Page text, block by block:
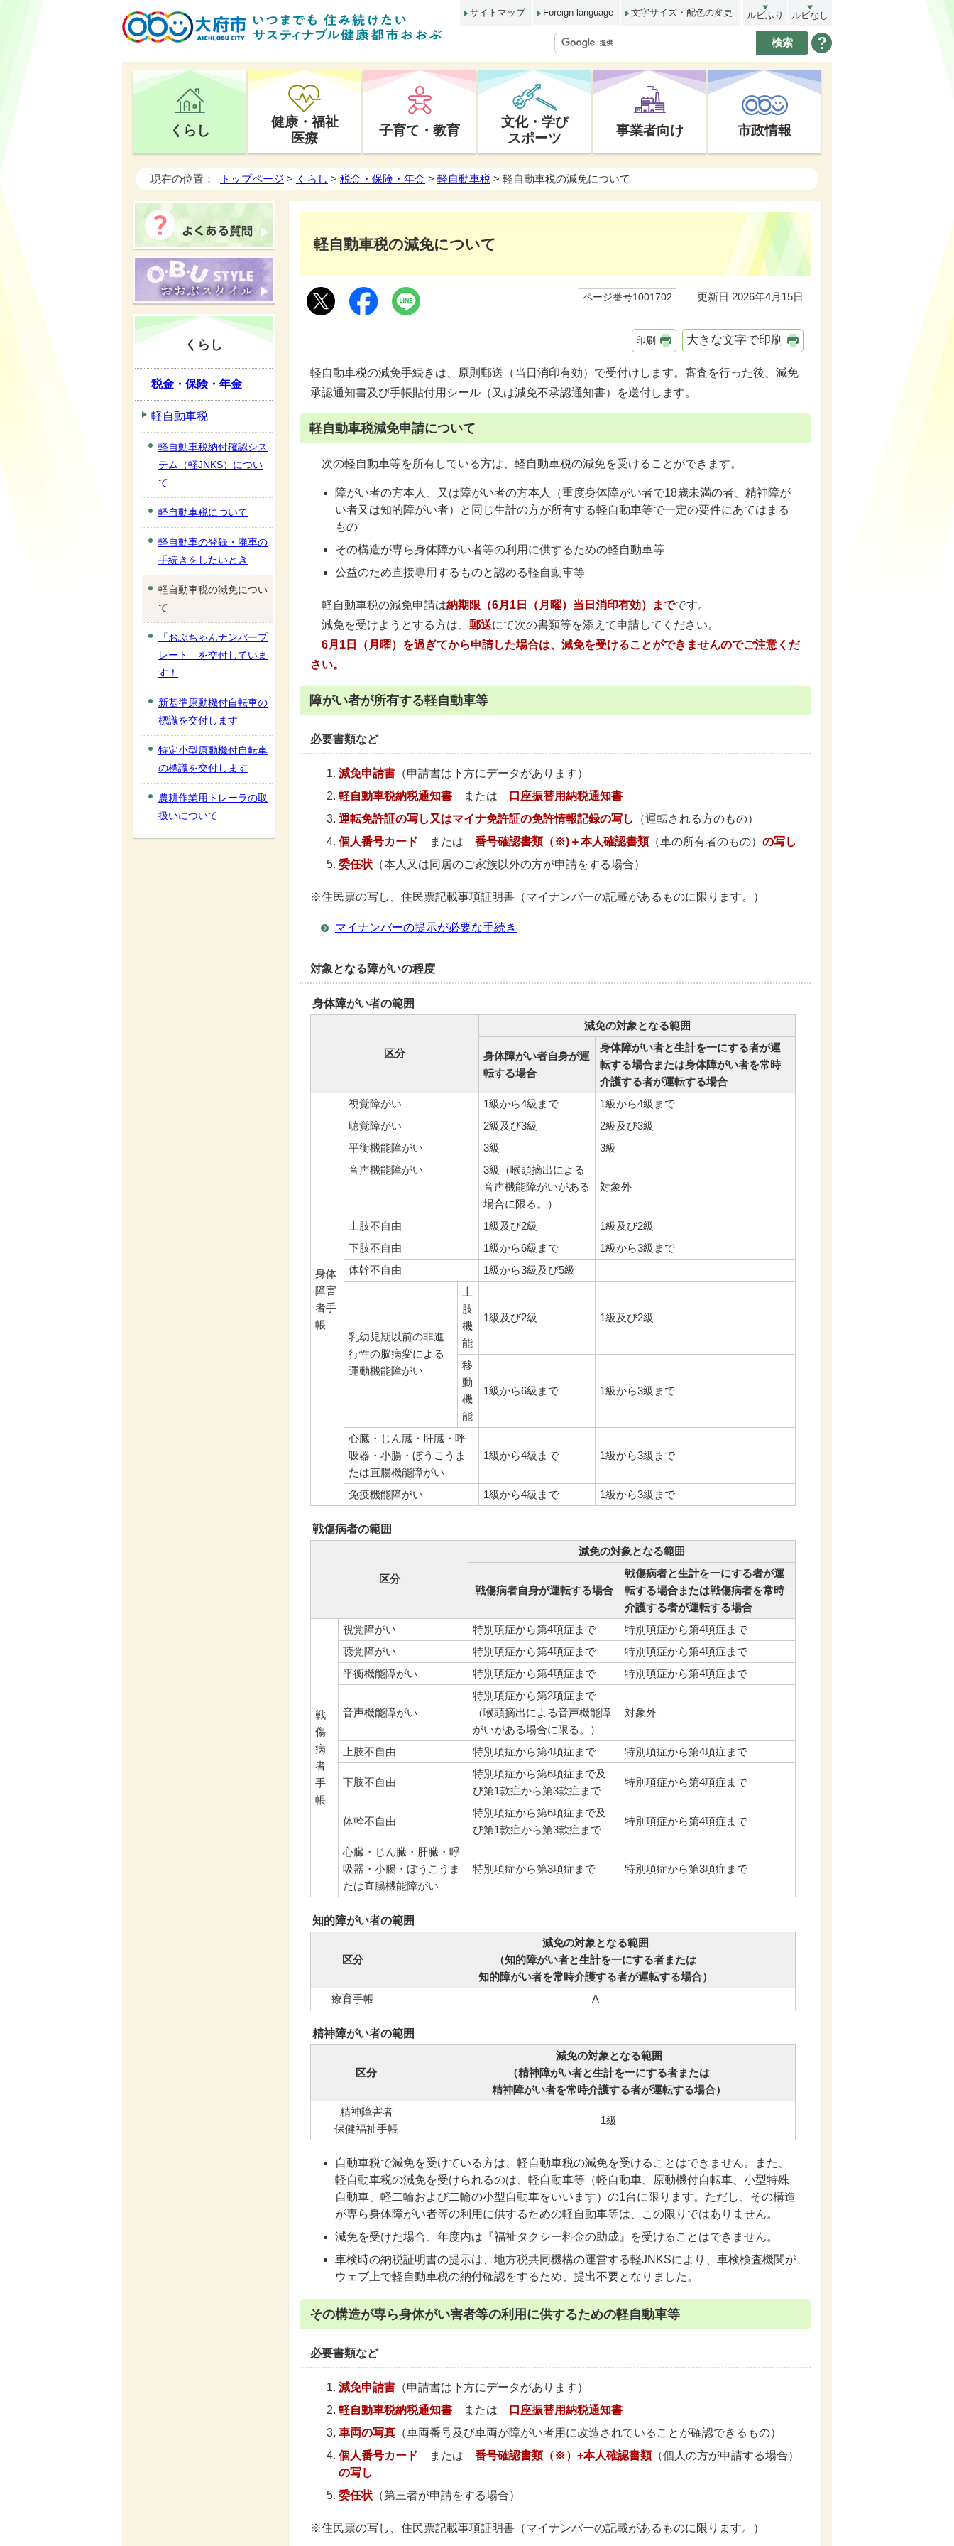
サイトマップ Foreign language 文字サイズ・配色の変更 ルビふり ルビなし
くらし
健康・福祉
医療
子育て・教育
文化・学び
スポーツ
事業者向け 市政情報
現在の位置： トップページ > くらし > 税金・保険・年金 > 軽自動車税 > 軽自動車税の減免について
軽自動車税の減免について
ページ番号1001702 更新日 2026年4月15日
印刷 大きな文字で印刷
軽自動車税の減免手続きは、原則郵送（当日消印有効）で受付けします。審査を行った後、減免
承認通知書及び手帳貼付用シール（又は減免不承認通知書）を送付します。
軽自動車税減免申請について
次の軽自動車等を所有している方は、軽自動車税の減免を受けることができます。
障がい者の方本人、又は障がい者の方本人（重度身体障がい者で18歳未満の者、精神障が
い者又は知的障がい者）と同じ生計の方が所有する軽自動車等で一定の要件にあてはまる
もの
その構造が専ら身体障がい者等の利用に供するための軽自動車等
公益のため直接専用するものと認める軽自動車等
軽自動車税の減免申請は納期限（6月1日（月曜）当日消印有効）までです。
減免を受けようとする方は、 郵送にて次の書類等を添えて申請してください。
6月1日（月曜）を過ぎてから申請した場合は、減免を受けることができませんのでご注意くだ
さい。
障がい者が所有する軽自動車等
必要書類など
減免申請書 （申請書は下方にデータがあります）
軽自動車税納税通知書 または
口座振替用納税通知書
運転免許証の写し又はマイナ免許証の免許情報記録の写し
（運転される方のもの）
個人番号カード または 番号確認書類（※)＋本人確認書類（車の所有者のもの） の写し
委任状 （本人又は同居のご家族以外の方が申請をする場合）
※住民票の写し、住民票記載事項証明書（マイナンバーの記載があるものに限ります。）
マイナンバーの提示が必要な手続き
対象となる障がいの程度
身体障がい者の範囲
区分
減免の対象となる範囲
身体障がい者自身が運
転する場合
身体障がい者と生計を一にする者が運
転する場合または身体障がい者を常時
介護する者が運転する場合
身体
障害
者手
帳
視覚障がい 1級から4級まで
1級から4級まで
聴覚障がい
2級及び3級
2級及び3級
平衡機能障がい
3級
3級
音声機能障がい
3級（喉頭摘出による
音声機能障がいがある
場合に限る。）
対象外
上肢不自由 1級及び2級
1級及び2級
下肢不自由
1級から6級まで
1級から3級まで
体幹不自由
1級から3級及び5級
乳幼児期以前の非進
行性の脳病変による
運動機能障がい
上
肢
機
能
1級及び2級 1級及び2級
移
動
機
能
1級から6級まで 1級から3級まで
心臓・じん臓・肝臓・呼
吸器・小腸・ぼうこうま
たは直腸機能障がい
1級から4級まで 1級から3級まで
免疫機能障がい 1級から4級まで 1級から3級まで
戦傷病者の範囲
区分
減免の対象となる範囲
戦傷病者自身が運転する場合
戦傷病者と生計を一にする者が運
転する場合または戦傷病者を常時
介護する者が運転する場合
戦
傷
病
者
手
帳
視覚障がい 特別項症から第4項症まで
特別項症から第4項症まで
聴覚障がい
特別項症から第4項症まで
特別項症から第4項症まで
平衡機能障がい
特別項症から第4項症まで 特別項症から第4項症まで
音声機能障がい
特別項症から第2項症まで
（喉頭摘出による音声機能障
がいがある場合に限る。）
対象外
上肢不自由 特別項症から第4項症まで 特別項症から第4項症まで
下肢不自由
特別項症から第6項症まで及
び第1款症から第3款症まで
特別項症から第4項症まで
体幹不自由
特別項症から第6項症まで及
び第1款症から第3款症まで
特別項症から第4項症まで
心臓・じん臓・肝臓・呼
吸器・小腸・ぼうこうま
たは直腸機能障がい
特別項症から第3項症まで 特別項症から第3項症まで
知的障がい者の範囲
区分
減免の対象となる範囲
（知的障がい者と生計を一にする者または
知的障がい者を常時介護する者が運転する場合）
療育手帳
A
精神障がい者の範囲
区分
減免の対象となる範囲
（精神障がい者と生計を一にする者または
精神障がい者を常時介護する者が運転する場合）
精神障害者
保健福祉手帳
1級
自動車税で減免を受けている方は、軽自動車税の減免を受けることはできません。また、
軽自動車税の減免を受けられるのは、軽自動車等（軽自動車、原動機付自転車、小型特殊
自動車、軽二輪および二輪の小型自動車をいいます）の1台に限ります。ただし、その構造
が専ら身体障がい者等の利用に供するための軽自動車等は、この限りではありません。
減免を受けた場合、年度内は『福祉タクシー料金の助成』を受けることはできません。
車検時の納税証明書の提示は、地方税共同機構の運営する軽JNKSにより、車検検査機関が
ウェブ上で軽自動車税の納付確認をするため、提出不要となりました。
その構造が専ら身体がい害者等の利用に供するための軽自動車等
必要書類など
減免申請書 （申請書は下方にデータがあります）
軽自動車税納税通知書 または
口座振替用納税通知書
車両の写真 （車両番号及び車両が障がい者用に改造されていることが確認できるもの）
個人番号カード または 番号確認書類（※）+本人確認書類（個人の方が申請する場合）
の写し
委任状 （第三者が申請をする場合）
※住民票の写し、住民票記載事項証明書（マイナンバーの記載があるものに限ります。）
くらし
税金・保険・年金
軽自動車税
軽自動車税納付確認シス
テム（軽JNKS）につい
て
軽自動車税について
軽自動車の登録・廃車の
手続きをしたいとき
軽自動車税の減免につい
て
「おぶちゃんナンバープ
レート」を交付していま
す！
新基準原動機付自転車の
標識を交付します
特定小型原動機付自転車
の標識を交付します
農耕作業用トレーラの取
扱いについて